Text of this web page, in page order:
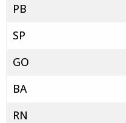
PB
SP
GO
BA
RN